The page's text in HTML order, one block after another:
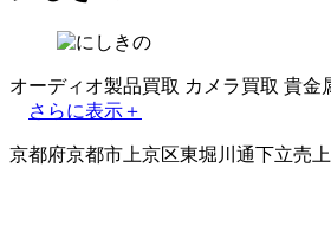
オーディオ製品買取 カメラ買取 貴金
さらに表示＋
京都府京都市上京区東堀川通下立売